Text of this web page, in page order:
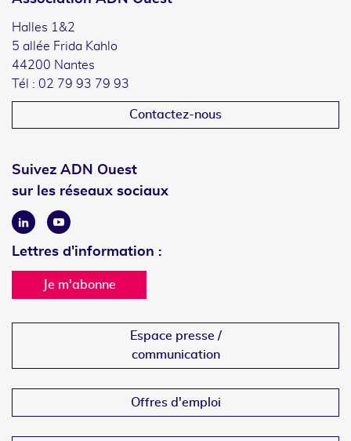
Halles 1&2
5 allée Frida Kahlo
44200 Nantes
Tél : 02 79 93 79 93
Contactez-nous
Suivez ADN Ouest
sur les réseaux sociaux
LinkedinYoutube
Lettres d'information :
Je m'abonne
Espace presse /
communication
Offres d'emploi